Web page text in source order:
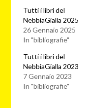
Tutti i libri del
NebbiaGialla 2025
26 Gennaio 2025
In "bibliografie"
Tutti i libri del
NebbiaGialla 2023
7 Gennaio 2023
In "bibliografie"